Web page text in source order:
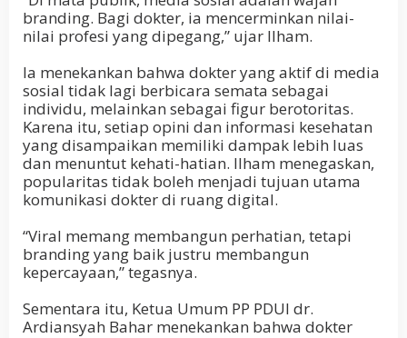
branding. Bagi dokter, ia mencerminkan nilai-
nilai profesi yang dipegang,” ujar Ilham.
Ia menekankan bahwa dokter yang aktif di media
sosial tidak lagi berbicara semata sebagai
individu, melainkan sebagai figur berotoritas.
Karena itu, setiap opini dan informasi kesehatan
yang disampaikan memiliki dampak lebih luas
dan menuntut kehati-hatian. Ilham menegaskan,
popularitas tidak boleh menjadi tujuan utama
komunikasi dokter di ruang digital.
“Viral memang membangun perhatian, tetapi
branding yang baik justru membangun
kepercayaan,” tegasnya.
Sementara itu, Ketua Umum PP PDUI dr.
Ardiansyah Bahar menekankan bahwa dokter